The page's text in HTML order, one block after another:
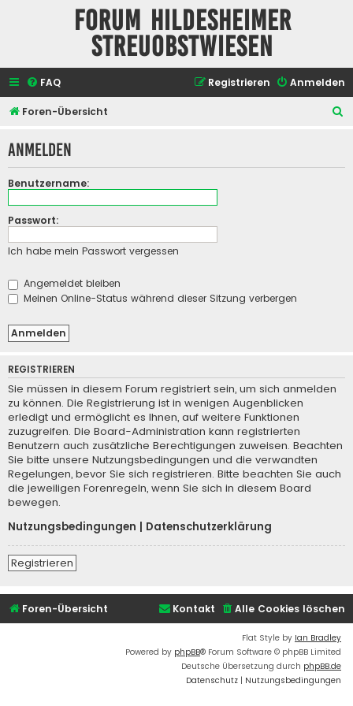
Forum Hildesheimer
Streuobstwiesen
FAQ Anmelden
Registrieren
Foren-Übersicht
h
Anmelden
Benutzername:
Passwort:
Ich habe mein Passwort vergessen
Angemeldet bleiben
Meinen Online-Status während dieser Sitzung verbergen
REGISTRIEREN
Sie müssen in diesem Forum registriert sein, um sich anmelden
zu können. Die Registrierung ist in wenigen Augenblicken
erledigt und ermöglicht es Ihnen, auf weitere Funktionen
zuzugreifen. Die Board-Administration kann registrierten
Benutzern auch zusätzliche Berechtigungen zuweisen. Beachten
Sie bitte unsere Nutzungsbedingungen und die verwandten
Regelungen, bevor Sie sich registrieren. Bitte beachten Sie auch
die jeweiligen Forenregeln, wenn Sie sich in diesem Board
bewegen.
Nutzungsbedingungen
Datenschutzerklärung
Registrieren
Foren-Übersicht Alle Cookies löschen
Kontakt
Flat Style by Ian Bradley
Powered by phpBB® Forum Software © phpBB Limited
Deutsche Übersetzung durch phpBB.de
Datenschutz | Nutzungsbedingungen